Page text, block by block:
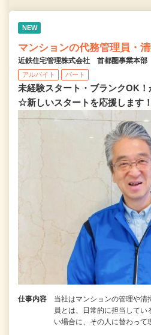
NEW
マンションの代務管理員・
近鉄住宅管理株式会社 首都圏事業本部
アルバイト パート
未経験スタート・ブランクOK
☆新しいスタートを応援します！
仕事内容
当社はマンションの管理や清
員とは、日常的に担当して
い場合に、その人に替わって